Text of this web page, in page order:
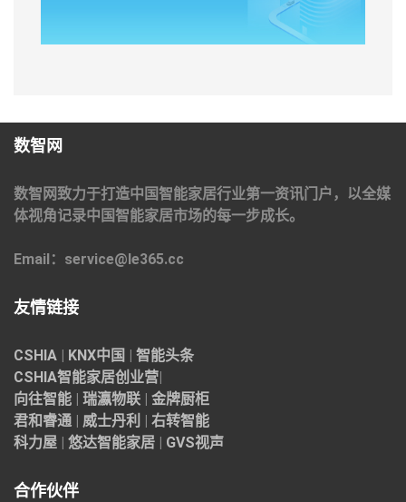
数智网
数智网致力于打造中国智能家居行业第一资讯门户，以全媒
体视角记录中国智能家居市场的每一步成长。
Email：service@le365.cc
友情链接
CSHIA | KNX中国 | 智能头条
CSHIA智能家居创业营|
向往智能 | 瑞瀛物联 | 金牌厨柜
君和睿通 | 威士丹利 | 右转智能
科力屋 | 悠达智能家居 | GVS视声
合作伙伴